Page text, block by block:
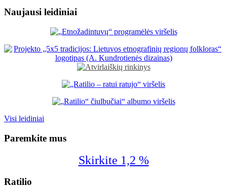
Naujausi leidiniai
Visi leidiniai
Paremkite mus
Skirkite 1,2 %
Ratilio